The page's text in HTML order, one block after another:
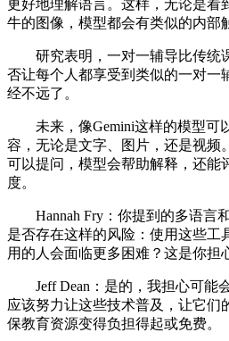
更好地理解语言。这样，无论是看
牛的图像，模型都会有类似的内部
研究表明，一对一辅导比传统
否让每个人都享受到类似的一对一
经不远了。
未来，像Gemini这样的模型可
容，无论是文字、图片，还是视频
可以提问，模型会帮助解释，还能
度。
Hannah Fry：你提到的多语言
是否存在这样的风险：使用这些工
用的人会面临更多困难？这是你担
Jeff Dean：是的，我担心可能
应该努力让这些技术普及，让它们
保教育资源变得负担得起或免费。